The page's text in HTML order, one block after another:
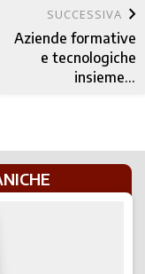
SUCCESSIVA keyboard_arrow_right
Aziende formative
e tecnologiche
insieme a